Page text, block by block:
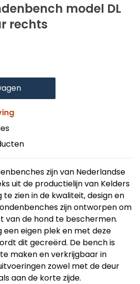
model DL
rechts
zijn van Nederlandse
uit de productielijn van Kelders
te zien in de kwaliteit, design en
zijn ontworpen om
van de hond te beschermen.
een eigen plek en met deze
dit gecreërd. De bench is
maken en verkrijgbaar in
zowel met de deur
aan de korte zijde.